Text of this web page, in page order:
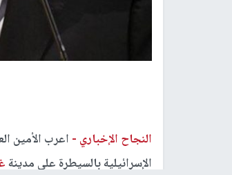
النجاح الإخباري - اعرب الأمين
الإسرائيلية بالسيطرة على مدينة